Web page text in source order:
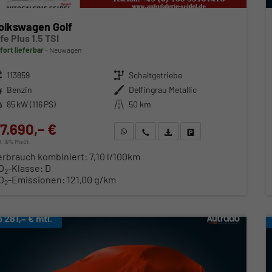
Golf
Plus 1.5 TSI
lieferbar Neuwagen
113859 Getriebe Schaltgetriebe
Benzin Außenfarbe Delfingrau Metallic
85 kW (116 PS) Kilometerstand 50 km
€
19% MwSt.
WhatsApp anfragen
Wir rufen Sie anFahrzeugexposé (PDF)
kombiniert:7,10 l/100km
2-Klasse: D
2-Emissionen: 121,00 g/km
281,– € mtl.